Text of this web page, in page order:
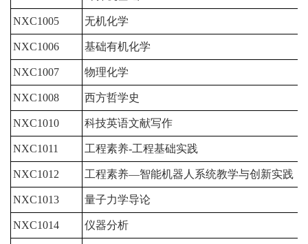
NXC1005 无机化学
NXC1006 基础有机化学
NXC1007 物理化学
NXC1008 西方哲学史
NXC1010 科技英语文献写作
NXC1011 工程素养-工程基础实践
NXC1012 工程素养—智能机器人系统教学与创新实践
NXC1013 量子力学导论
NXC1014 仪器分析